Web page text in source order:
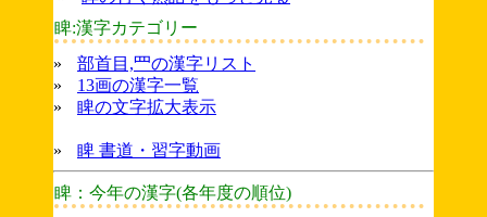
睥:漢字カテゴリー
»
部首目,罒の漢字リスト
»
13画の漢字一覧
»
睥の文字拡大表示
» 睥 書道・習字動画
睥：今年の漢字(各年度の順位)